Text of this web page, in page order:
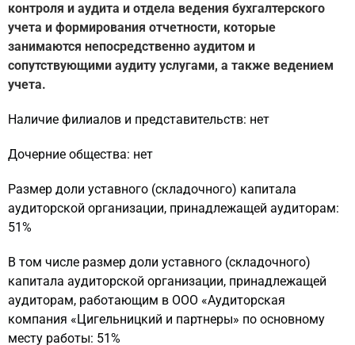
контроля и аудита и отдела ведения бухгалтерского
учета и формирования отчетности, которые
занимаются непосредственно аудитом и
сопутствующими аудиту услугами, а также ведением
учета.
Наличие филиалов и представительств: нет
Дочерние общества: нет
Размер доли уставного (складочного) капитала
аудиторской организации, принадлежащей аудиторам:
51%
В том числе размер доли уставного (складочного)
капитала аудиторской организации, принадлежащей
аудиторам, работающим в ООО «Аудиторская
компания «Цигельницкий и партнеры» по основному
месту работы: 51%